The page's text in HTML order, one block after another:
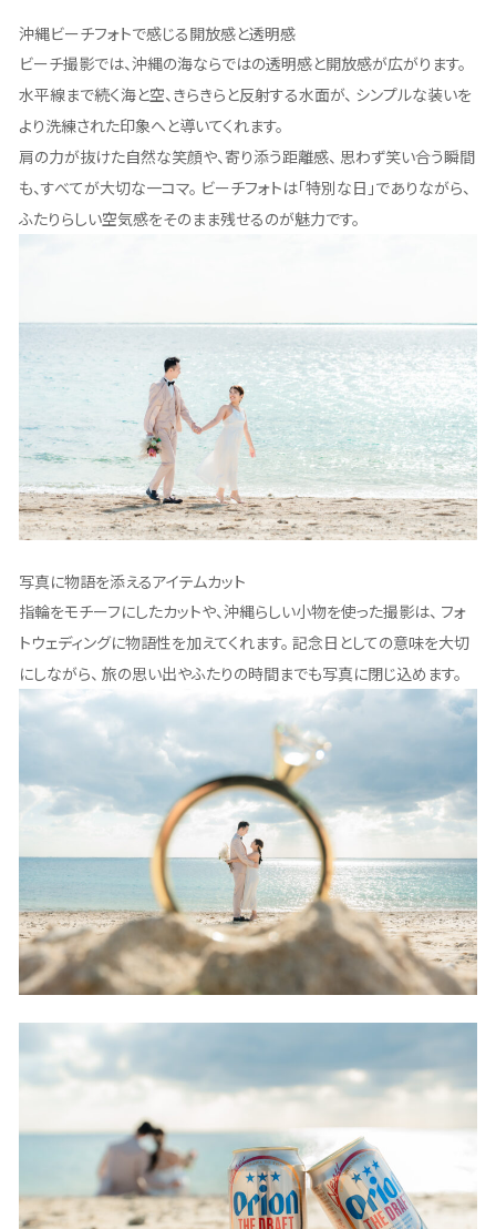
沖縄ビーチフォトで感じる開放感と透明感
ビーチ撮影では、沖縄の海ならではの透明感と開放感が広がります。
水平線まで続く海と空、きらきらと反射する水面が、 シンプルな装いを
より洗練された印象へと導いてくれます。
肩の力が抜けた自然な笑顔や、寄り添う距離感、 思わず笑い合う瞬間
も、すべてが大切な一コマ。 ビーチフォトは「特別な日」でありながら、
ふたりらしい空気感をそのまま残せるのが魅力です。
写真に物語を添えるアイテムカット
指輪をモチーフにしたカットや、沖縄らしい小物を使った撮影は、 フォ
トウェディングに物語性を加えてくれます。 記念日としての意味を大切
にしながら、 旅の思い出やふたりの時間までも写真に閉じ込めます。